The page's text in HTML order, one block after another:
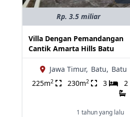
Rp. 3.5 miliar
Villa Dengan Pemandangan
Cantik Amarta Hills Batu
Jawa Timur, Batu, Batu
225m2 230m2 3 2
1 tahun yang lalu